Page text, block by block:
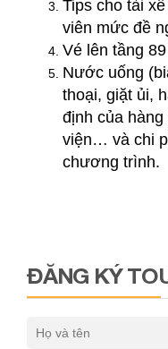
Tips cho tài
viên mức đề
Vé lên tầng
Nước uống
thoại, giặt ủi,
định của
viện… và chi
chương trình.
ĐĂNG KÝ